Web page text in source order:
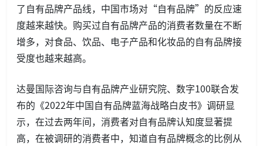
了自有品牌产品线，中国市场对“自有品牌”的反应速
度越来越快。购买过自有品牌产品的消费者数量在不断
增多，对食品、饮品、电子产品和化妆品的自有品牌接
受度也越来越高。
达曼国际咨询与自有品牌产业研究院、数字100联合发
布的《2022年中国自有品牌蓝海战略白皮书》调研显
示，在过去两年间，消费者对自有品牌认知度显著提
高，在被调研的消费者中，知道自有品牌概念的比例从